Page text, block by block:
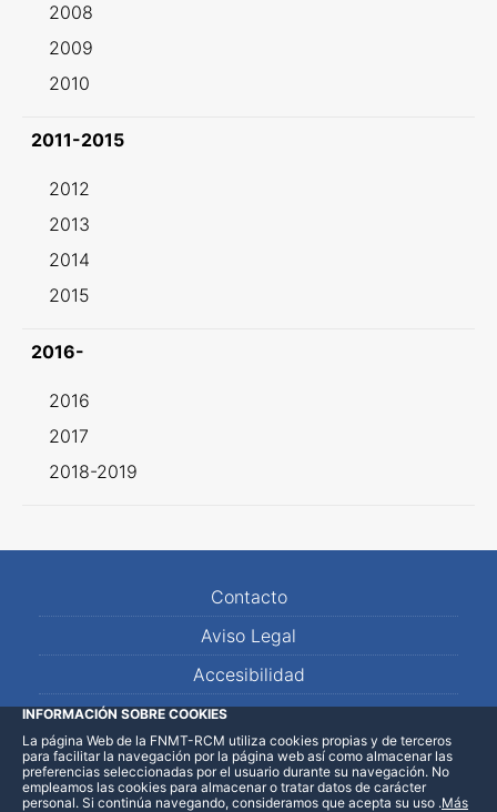
2008
2009
2010
2011-2015
2012
2013
2014
2015
2016-
2016
2017
2018-2019
Contacto
Aviso Legal
Accesibilidad
Mapa Web
INFORMACIÓN SOBRE COOKIES
La página Web de la FNMT-RCM utiliza cookies propias y de terceros
para facilitar la navegación por la página web así como almacenar las
preferencias seleccionadas por el usuario durante su navegación. No
empleamos las cookies para almacenar o tratar datos de carácter
personal. Si continúa navegando, consideramos que acepta su uso .Más